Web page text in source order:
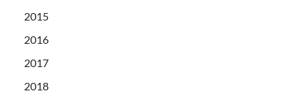
2015
2016
2017
2018